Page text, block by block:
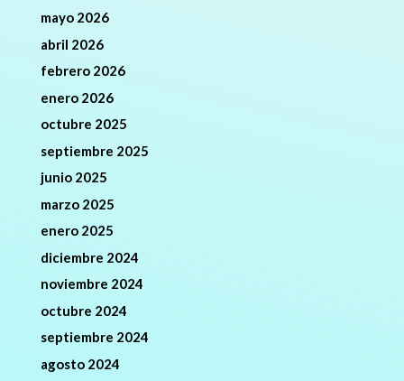
mayo 2026
abril 2026
febrero 2026
enero 2026
octubre 2025
septiembre 2025
junio 2025
marzo 2025
enero 2025
diciembre 2024
noviembre 2024
octubre 2024
septiembre 2024
agosto 2024